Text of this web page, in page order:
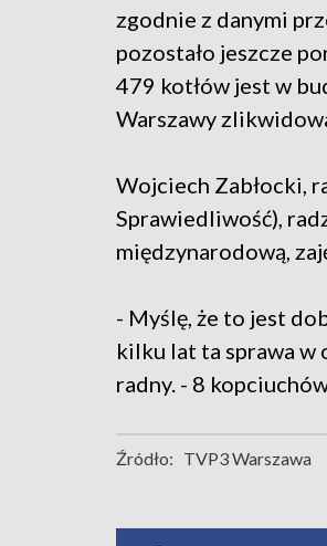
zgodnie z danymi
pozostało jeszcze
479 kotłów jest w
Warszawy
Wojciech Zabłocki,
Sprawiedliwość),
międzynarodową,
- Myślę, że to jest
kilku lat ta sprawa w
radny. - 8
Źródło: TVP3 Warszawa